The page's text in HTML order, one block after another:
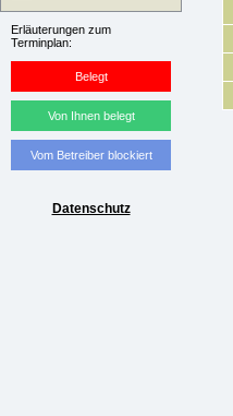
Erläuterungen zum
Terminplan:
Belegt
Von Ihnen belegt
Vom Betreiber blockiert
Datenschutz